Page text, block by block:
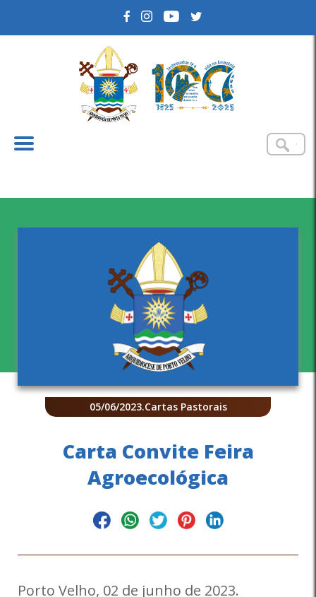
05/06/2023.Cartas Pastorais
Carta Convite Feira
Agroecológica
Porto Velho, 02 de junho de 2023.